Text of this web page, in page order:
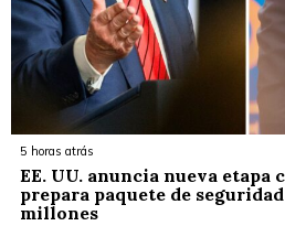
5 horas atrás
EE. UU. anuncia nueva etapa
prepara paquete de
millones